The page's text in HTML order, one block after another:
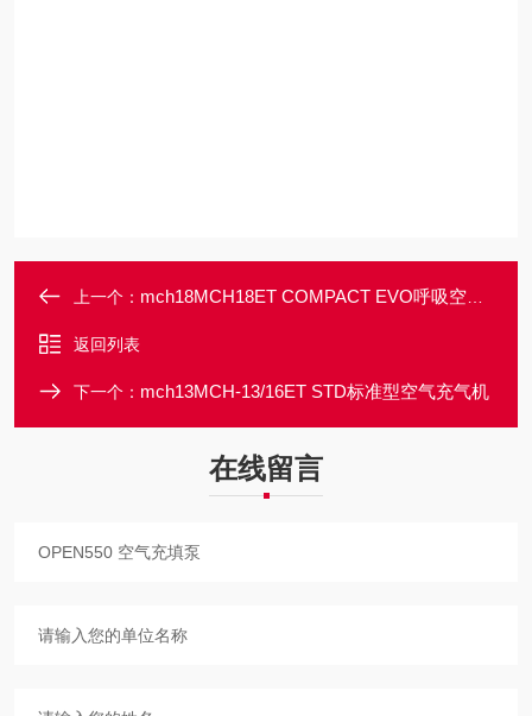
上一个： mch18MCH18ET COMPACT EVO呼吸空气充填泵
返回列表
下一个： mch13MCH-13/16ET STD标准型空气充气机
在线留言